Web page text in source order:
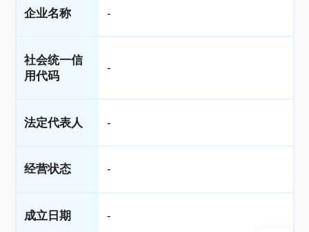
企业名称 -
社会统一信
用代码
-
法定代表人 -
经营状态 -
成立日期 -